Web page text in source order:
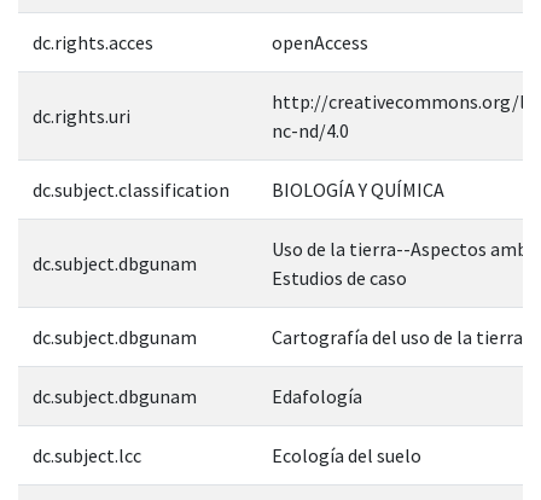
dc.rights.acces openAccess
dc.rights.uri
http://creativecommons.org/
nc-nd/4.0
dc.subject.classification BIOLOGÍA Y QUÍMICA
dc.subject.dbgunam
Uso de la tierra--Aspectos
Estudios de caso
dc.subject.dbgunam Cartografía del uso de la tierra
dc.subject.dbgunam Edafología
dc.subject.lcc Ecología del suelo